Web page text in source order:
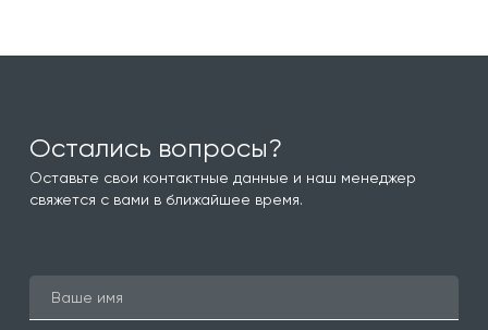
Остались вопросы?
Оставьте свои контактные данные и наш менеджер
свяжется с вами в ближайшее время.